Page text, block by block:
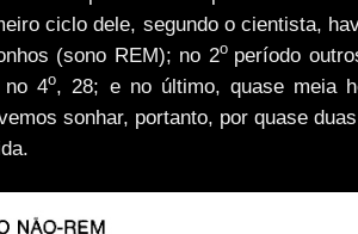
ciclo dele, segundo o cientista,
(sono REM); no 2o período
no 4o, 28; e no último, quase meia
sonhar, portanto, por quase